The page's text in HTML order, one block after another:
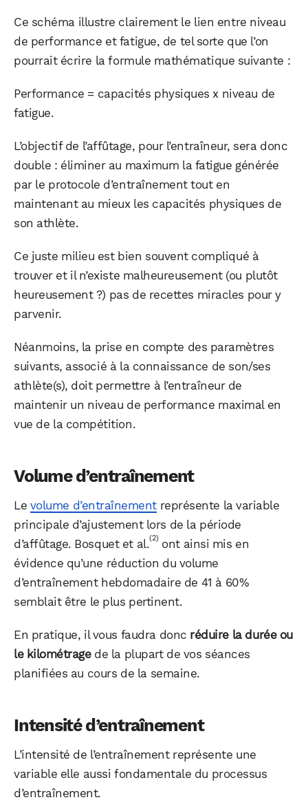
Ce schéma illustre clairement le lien entre niveau
de performance et fatigue, de tel sorte que l’on
pourrait écrire la formule mathématique suivante :
Performance = capacités physiques x niveau de
fatigue.
L’objectif de l’affûtage, pour l’entraîneur, sera donc
double : éliminer au maximum la fatigue générée
par le protocole d’entraînement tout en
maintenant au mieux les capacités physiques de
son athlète.
Ce juste milieu est bien souvent compliqué à
trouver et il n’existe malheureusement (ou plutôt
heureusement ?) pas de recettes miracles pour y
parvenir.
Néanmoins, la prise en compte des paramètres
suivants, associé à la connaissance de son/ses
athlète(s), doit permettre à l’entraîneur de
maintenir un niveau de performance maximal en
vue de la compétition.
Volume d’entraînement
Le volume d’entraînementreprésente la variable
principale d’ajustement lors de la période
d’affûtage. Bosquet et al.(2) ont ainsi mis en
évidence qu’une réduction du volume
d’entraînement hebdomadaire de 41 à 60%
semblait être le plus pertinent.
En pratique, il vous faudra donc réduire la durée ou
le kilométrage de la plupart de vos séances
planifiées au cours de la semaine.
Intensité d’entraînement
L’intensité de l’entraînement représente une
variable elle aussi fondamentale du processus
d’entraînement.
WhatsApp Telegram Email